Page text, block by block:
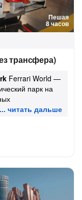
Пешая
8 часов
трансфера)
Ferrari World —
парк на